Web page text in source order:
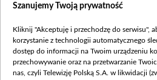
Szanujemy Twoją prywatność
Kliknij "Akceptuję i przechodzę do serwisu",
korzystanie z technologii automatycznego
dostęp do informacji na Twoim urządzeniu
przechowywanie oraz na przetwarzanie
nas, czyli Telewizję Polską S.A. w likwidacji